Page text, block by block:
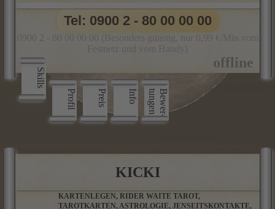
Skills
Profil
Preis Info B
e
w
e
r
­
t
u
n
g
e
n
Tel: 0900 2 - 80 00 00 00
KICKI
KARTENLEGEN, RIDER WAITE TAROT,
TAROTKARTEN, ASTROLOGIE, JENSEITSKONTAKTE,